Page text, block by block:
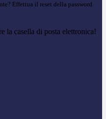
Effettua il reset della password
la casella di posta elettronica!